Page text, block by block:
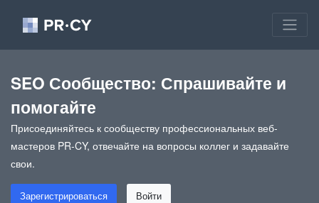
SEO Сообщество: Спрашивайте и
помогайте
Присоединяйтесь к сообществу профессиональных веб-
мастеров PR-CY, отвечайте на вопросы коллег и задавайте
свои.
Зарегистрироваться Войти